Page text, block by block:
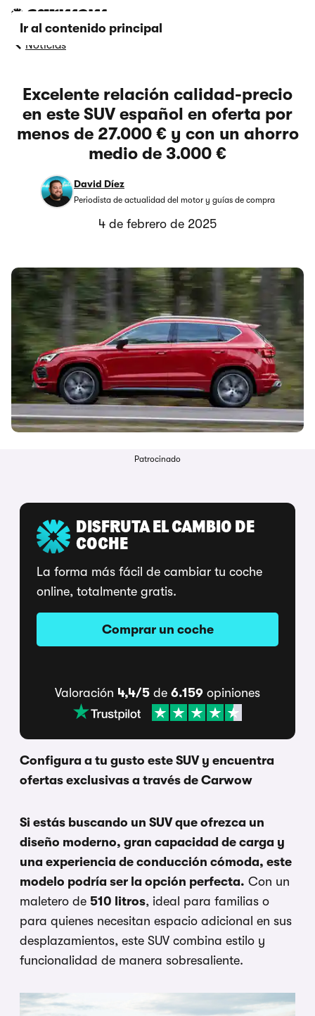
Ir al contenido principal
Noticias
Excelente relación calidad-precio
en este SUV español en oferta por
menos de 27.000 € y con un ahorro
medio de 3.000 €
David Díez
Periodista de actualidad del motor y guías de compra
4 de febrero de 2025
Patrocinado
DISFRUTA EL CAMBIO DE
COCHE
La forma más fácil de cambiar tu coche
online, totalmente gratis.
Comprar un coche
Valoración 4,4/5 de 6.159 opiniones
Configura a tu gusto este SUV y encuentra
ofertas exclusivas a través de Carwow
Si estás buscando un SUV que ofrezca un
diseño moderno, gran capacidad de carga y
una experiencia de conducción cómoda, este
modelo podría ser la opción perfecta. Con un
maletero de 510 litros, ideal para familias o
para quienes necesitan espacio adicional en sus
desplazamientos, este SUV combina estilo y
funcionalidad de manera sobresaliente.